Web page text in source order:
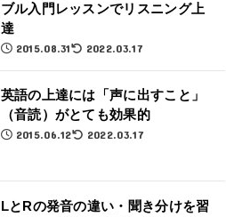
ブル入門レッスンでリスニング上
達
2015.08.31 2022.03.17
英語の上達には「声に出すこと」
（音読）がとても効果的
2015.06.12 2022.03.17
LとRの発音の違い・聞き分けを習